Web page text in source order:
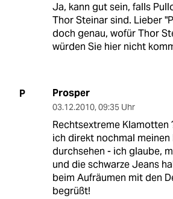
Ja, kann gut sein, falls
Thor Steinar sind. Lieber
doch genau, wofür Thor
würden Sie hier nicht
P Prosper
03.12.2010, 09:35 Uhr
Rechtsextreme Klamotten
ich direkt nochmal
durchsehen - ich glaube,
und die schwarze Jeans
beim Aufräumen mit den
begrüßt!